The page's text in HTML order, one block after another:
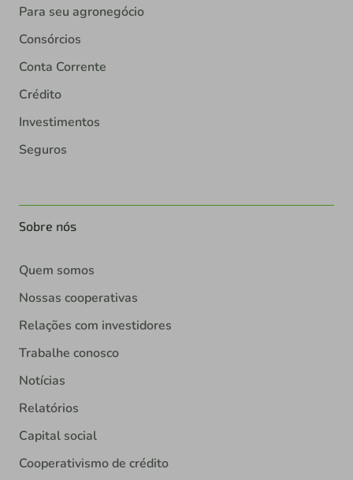
Para seu agronegócio
Consórcios
Conta Corrente
Crédito
Investimentos
Seguros
Sobre nós
Quem somos
Nossas cooperativas
Relações com investidores
Trabalhe conosco
Notícias
Relatórios
Capital social
Cooperativismo de crédito